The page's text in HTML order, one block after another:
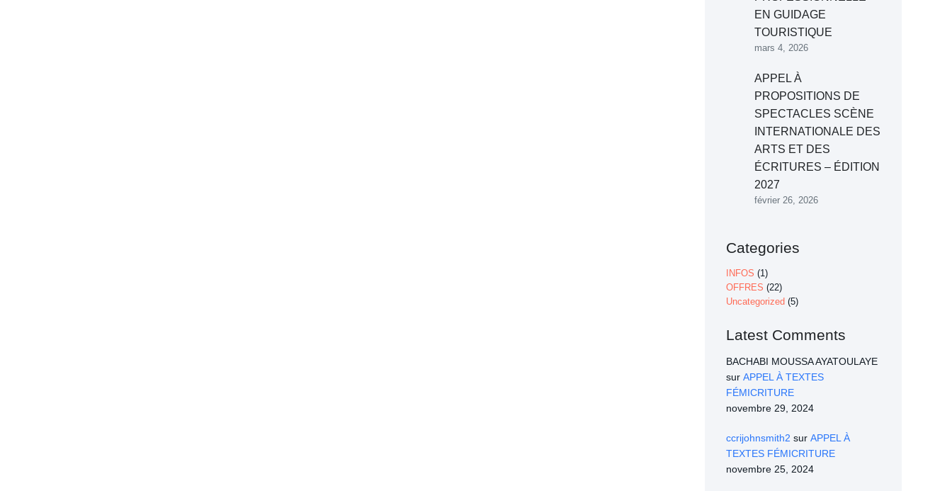
EN GUIDAGE
TOURISTIQUE
mars 4, 2026
APPEL À
PROPOSITIONS DE
SPECTACLES SCÈNE
INTERNATIONALE DES
ARTS ET DES
ÉCRITURES – ÉDITION
2027
février 26, 2026
Categories
INFOS (1)
OFFRES (22)
Uncategorized (5)
Latest Comments
BACHABI MOUSSA AYATOULAYE
sur APPEL À TEXTES
FÉMICRITURE
novembre 29, 2024
ccrijohnsmith2 sur APPEL À
TEXTES FÉMICRITURE
novembre 25, 2024